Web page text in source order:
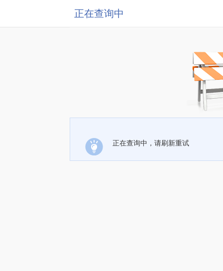
正在查询中
正在查询中，请刷新重试